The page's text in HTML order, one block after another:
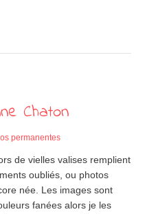
Chaton
permanentes
de vielles valises remplient
oubliés, ou photos
née. Les images sont
fanées alors je les